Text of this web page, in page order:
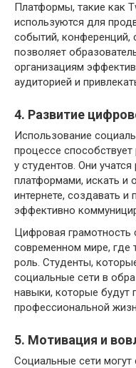
Платформы, такие как
используются для
событий, конференций,
позволяет
организациям
аудиторией и
4. Развитие
Использование
процессе
у студентов. Они
платформами, искать и
интернете, создавать и
эффективно
Цифровая
современном мире, где
роль. Студенты,
социальные сети в
навыки, которые
профессиональной
5. Мотивация и
Социальные сети